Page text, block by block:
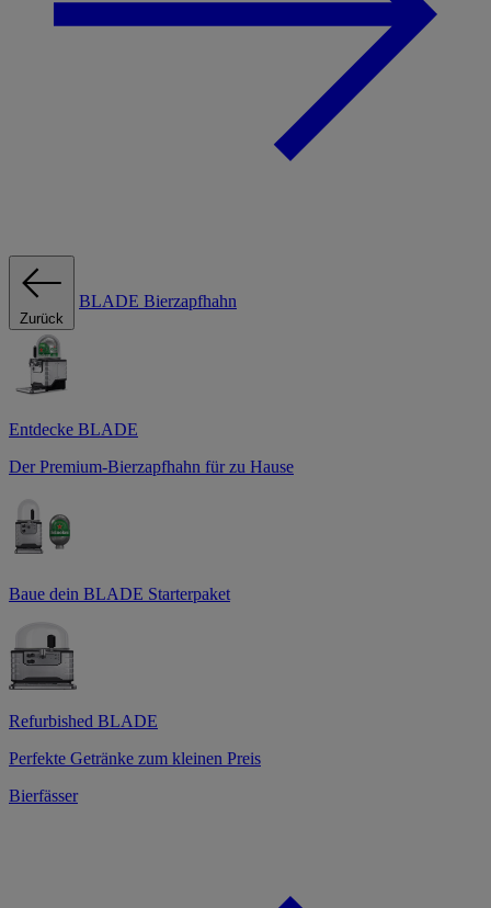
Zurück
BLADE Bierzapfhahn
Entdecke BLADE
Der Premium-Bierzapfhahn für zu Hause
Baue dein BLADE Starterpaket
Refurbished BLADE
Perfekte Getränke zum kleinen Preis
Bierfässer